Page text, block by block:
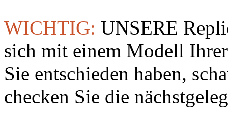
WICHTIG: UNSERE
sich mit einem Modell
Sie entschieden haben,
checken Sie die